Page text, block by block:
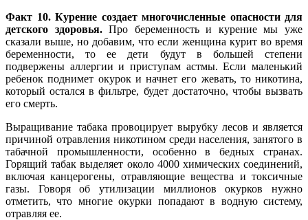
Факт 10. Курение создает многочисленные опасности для
детского здоровья.Про беременность и курение мы уже
сказали выше, но добавим, что если женщина курит во время
беременности, то ее дети будут в большей степени
подвержены аллергии и приступам астмы. Если маленький
ребенок поднимет окурок и начнет его жевать, то никотина,
который остался в фильтре, будет достаточно, чтобы вызвать
его смерть.
Выращивание табака провоцирует вырубку лесов и является
причиной отравления никотином среди населения, занятого в
табачной промышленности, особенно в бедных странах.
Горящий табак выделяет около 4000 химических соединений,
включая канцерогены, отравляющие вещества и токсичные
газы. Говоря об утилизации миллионов окурков нужно
отметить, что многие окурки попадают в водную систему,
отравляя ее.